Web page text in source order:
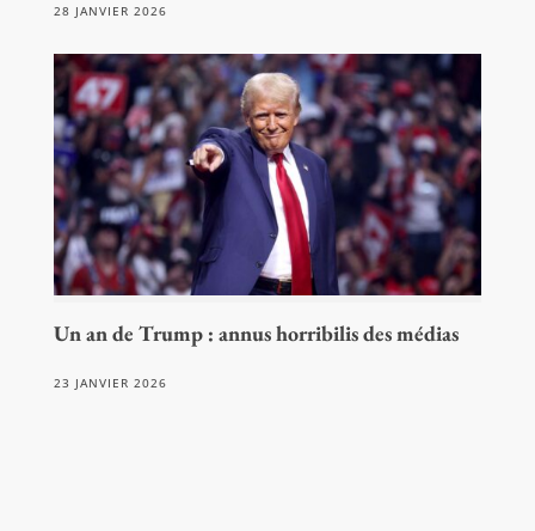
28 JANVIER 2026
Un an de Trump : annus horribilis des médias
23 JANVIER 2026